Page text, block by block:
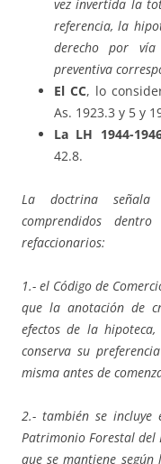
vez invertida la
referencia, la
derecho por
preventiva
El CC, lo
As. 1923.3 y 5 y
La LH 1944-
42.8.
La doctrina señala
comprendidos
refaccionarios:
1.- el Código de
que la anotación de
efectos de la
conserva su
misma antes de
2.- también se
Patrimonio Forestal del
que se mantiene